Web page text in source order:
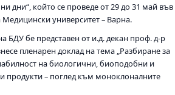
дни“, който се проведе от 29 до 31 май във
университет – Варна.
БДУ бе представен от и.д. декан проф. д-р
пленарен доклад на тема „Разбиране за
на биологични, биоподобни и
продукти – поглед към моноклоналните